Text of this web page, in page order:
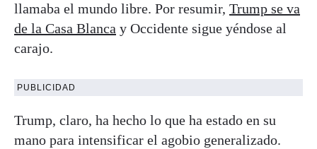
llamaba el mundo libre. Por resumir, Trump se va
de la Casa Blanca y Occidente sigue yéndose al
carajo.
PUBLICIDAD
Trump, claro, ha hecho lo que ha estado en su
mano para intensificar el agobio generalizado.